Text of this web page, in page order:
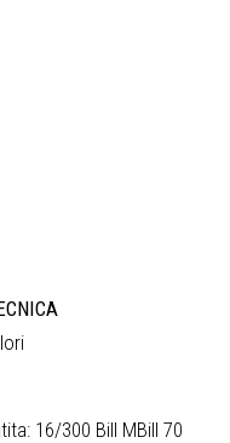
16/300 Bill MBill 70